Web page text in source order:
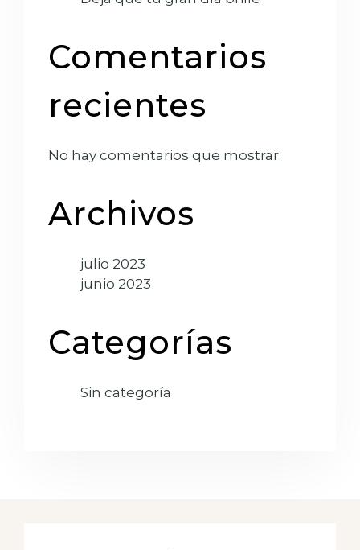
Comentarios
recientes
No hay comentarios que mostrar.
Archivos
julio 2023
junio 2023
Categorías
Sin categoría